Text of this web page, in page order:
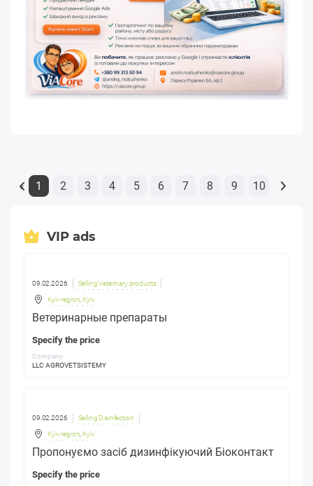
« 1 2 3 4 5 6 7 8 9 10
VIP ads
09.02.2026 Selling Veterinary products
Kyiv region, Kyiv
Ветеринарные препараты
Specify the price
Company:
LLC AGROVETSISTEMY
09.02.2026 Selling Disinfection
Kyiv region, Kyiv
Пропонуємо засіб дизинфікуючий Біоконтакт
Specify the price